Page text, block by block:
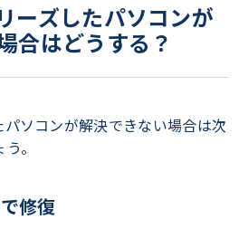
ーズしたパソコンが
合はどうする？
ソコンが解決できない場合は次
。
修復